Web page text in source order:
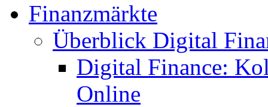
Finanzmärkte
Überblick Digital
Digital Finance:
Online